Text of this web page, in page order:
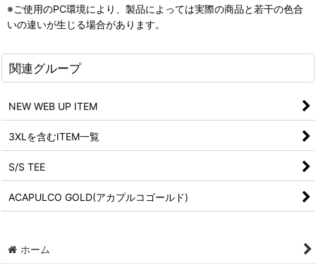
※ご使用のPC環境により、製品によっては実際の商品と若干の色合
いの違いが生じる場合があります。
関連グループ
NEW WEB UP ITEM
3XLを含むITEM一覧
S/S TEE
ACAPULCO GOLD(アカプルコゴールド)
ホーム